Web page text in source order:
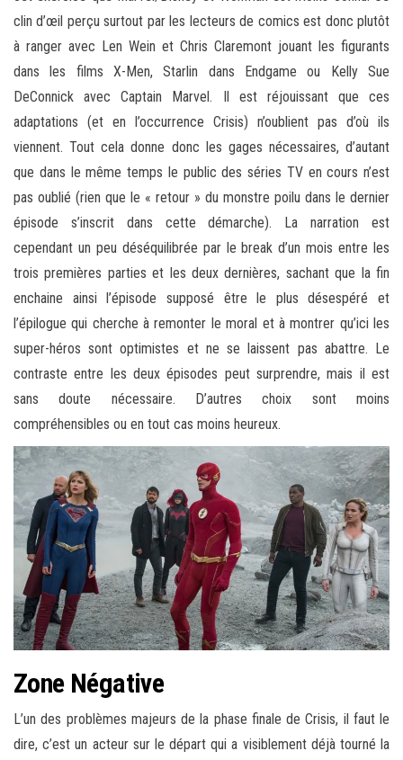
clin d’œil perçu surtout par les lecteurs de comics est donc plutôt
à ranger avec Len Wein et Chris Claremont jouant les figurants
dans les films X-Men, Starlin dans Endgame ou Kelly Sue
DeConnick avec Captain Marvel. Il est réjouissant que ces
adaptations (et en l’occurrence Crisis) n’oublient pas d’où ils
viennent. Tout cela donne donc les gages nécessaires, d’autant
que dans le même temps le public des séries TV en cours n’est
pas oublié (rien que le « retour » du monstre poilu dans le dernier
épisode s’inscrit dans cette démarche). La narration est
cependant un peu déséquilibrée par le break d’un mois entre les
trois premières parties et les deux dernières, sachant que la fin
enchaine ainsi l’épisode supposé être le plus désespéré et
l’épilogue qui cherche à remonter le moral et à montrer qu’ici les
super-héros sont optimistes et ne se laissent pas abattre. Le
contraste entre les deux épisodes peut surprendre, mais il est
sans doute nécessaire. D’autres choix sont moins
compréhensibles ou en tout cas moins heureux.
Zone Négative
L’un des problèmes majeurs de la phase finale de Crisis, il faut le
dire, c’est un acteur sur le départ qui a visiblement déjà tourné la